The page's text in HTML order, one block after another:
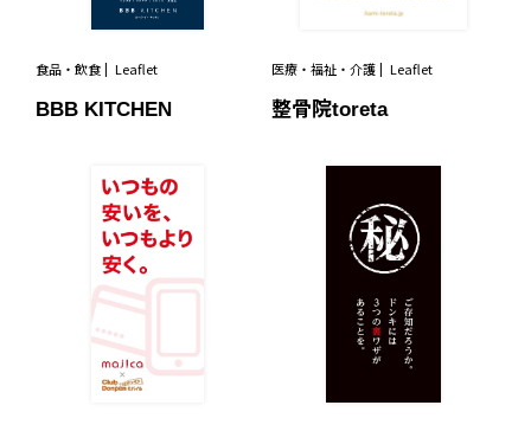
食品・飲食 Leaflet
BBB KITCHEN
医療・福祉・介護 Leaflet
整骨院toreta